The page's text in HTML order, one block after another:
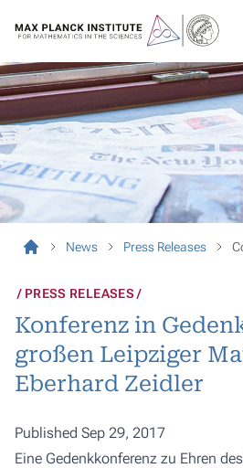
News Press Releases
PRESS RELEASES
Konferenz in
großen Leipziger
Eberhard Zeidler
Published Sep 29, 2017
Eine Gedenkkonferenz zu Ehren